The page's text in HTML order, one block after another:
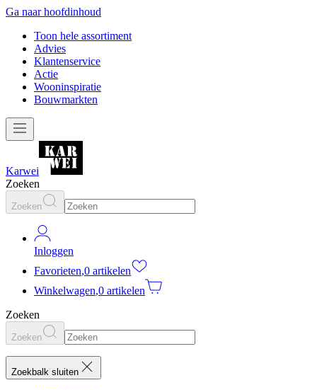
Ga naar hoofdinhoud
Toon hele assortiment
Advies
Klantenservice
Actie
Wooninspiratie
Bouwmarkten
Karwei
Zoeken
Zoeken
Inloggen
Favorieten,0 artikelen
Winkelwagen,0 artikelen
Zoeken
Zoeken
Zoekbalk sluiten